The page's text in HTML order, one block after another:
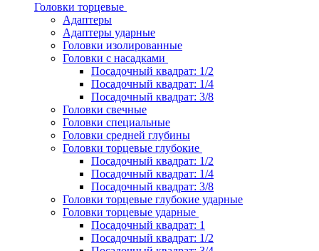
Головки торцевые
Адаптеры
Адаптеры ударные
Головки изолированные
Головки с насадками
Посадочный квадрат: 1/2
Посадочный квадрат: 1/4
Посадочный квадрат: 3/8
Головки свечные
Головки специальные
Головки средней глубины
Головки торцевые глубокие
Посадочный квадрат: 1/2
Посадочный квадрат: 1/4
Посадочный квадрат: 3/8
Головки торцевые глубокие ударные
Головки торцевые ударные
Посадочный квадрат: 1
Посадочный квадрат: 1/2